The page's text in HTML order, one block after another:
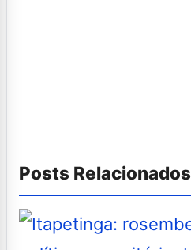
Posts Relacionados